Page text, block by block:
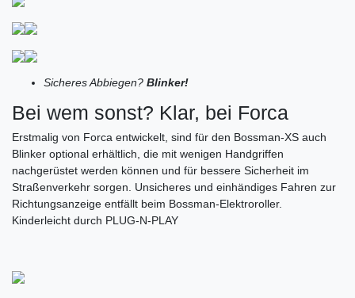
Sicheres Abbiegen? Blinker!
Bei wem sonst? Klar, bei Forca
Erstmalig von Forca entwickelt, sind für den Bossman-XS auch
Blinker optional erhältlich, die mit wenigen Handgriffen
nachgerüstet werden können und für bessere Sicherheit im
Straßenverkehr sorgen. Unsicheres und einhändiges Fahren zur
Richtungsanzeige entfällt beim Bossman-Elektroroller.
Kinderleicht durch PLUG-N-PLAY